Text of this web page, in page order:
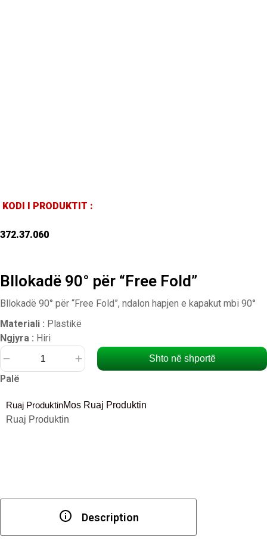
KODI I PRODUKTIT :
372.37.060
Bllokadë 90° për “Free Fold”
Bllokadë 90° për “Free Fold”, ndalon hapjen e kapakut mbi 90°
Materiali : Plastikë
Ngjyra : Hiri
Bllokadë
për
"Free
Shto në shportë
Palë
Ruaj ProduktinMos Ruaj Produktin
Ruaj Produktin
Description